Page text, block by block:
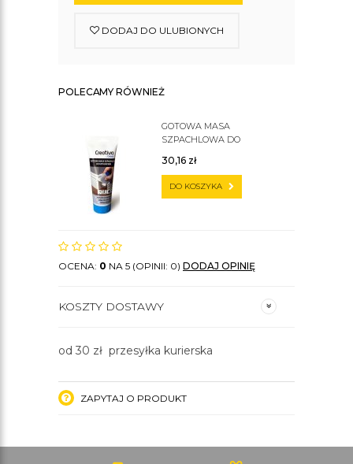
DODAJ DO ULUBIONYCH
POLECAMY RÓWNIEŻ
GOTOWA MASA
SZPACHLOWA DO
30,16 zł
DO KOSZYKA
OCENA: 0 NA 5 (OPINII: 0) DODAJ OPINIĘ
KOSZTY DOSTAWY
od 30 zł przesyłka kurierska
ZAPYTAJ O PRODUKT